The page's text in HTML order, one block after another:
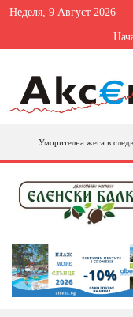
Неделя, 9 Август 2026
Уморителна жега в